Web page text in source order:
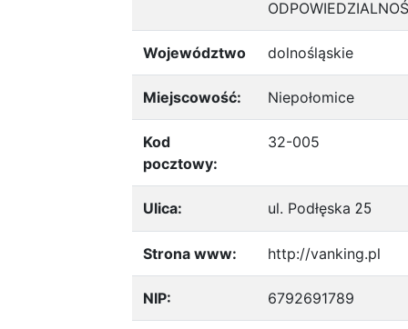
Województwo dolnośląskie
Miejscowość: Niepołomice
Kod
pocztowy:
32-005
Ulica: ul. Podłęska 25
Strona www: http://vanking.pl
NIP: 6792691789